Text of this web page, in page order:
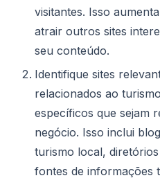
visitantes. Isso
atrair outros sites
seu conteúdo.
Identifique sites
relacionados ao
específicos que sejam
negócio. Isso inclui
turismo local,
fontes de informações